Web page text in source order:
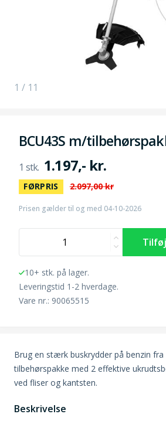
1 / 11
BCU43S m/
1.197,- kr.
FØRPRIS 2.097,00 kr
Prisen gælder til og med 04-10-2026
10+ stk. på lager.
Leveringstid 1-2 hverdage.
Vare nr.: 90065515
Brug en stærk buskrydder på benzin fra
tilbehørspakke med 2 effektive
ved fliser og kantsten.
Beskrivelse